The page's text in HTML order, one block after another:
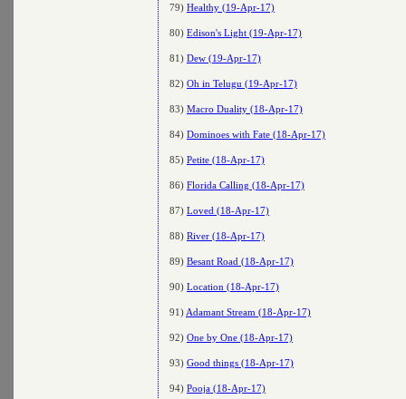
79) Healthy (19-Apr-17)
80) Edison's Light (19-Apr-17)
81) Dew (19-Apr-17)
82) Oh in Telugu (19-Apr-17)
83) Macro Duality (18-Apr-17)
84) Dominoes with Fate (18-Apr-17)
85) Petite (18-Apr-17)
86) Florida Calling (18-Apr-17)
87) Loved (18-Apr-17)
88) River (18-Apr-17)
89) Besant Road (18-Apr-17)
90) Location (18-Apr-17)
91) Adamant Stream (18-Apr-17)
92) One by One (18-Apr-17)
93) Good things (18-Apr-17)
94) Pooja (18-Apr-17)